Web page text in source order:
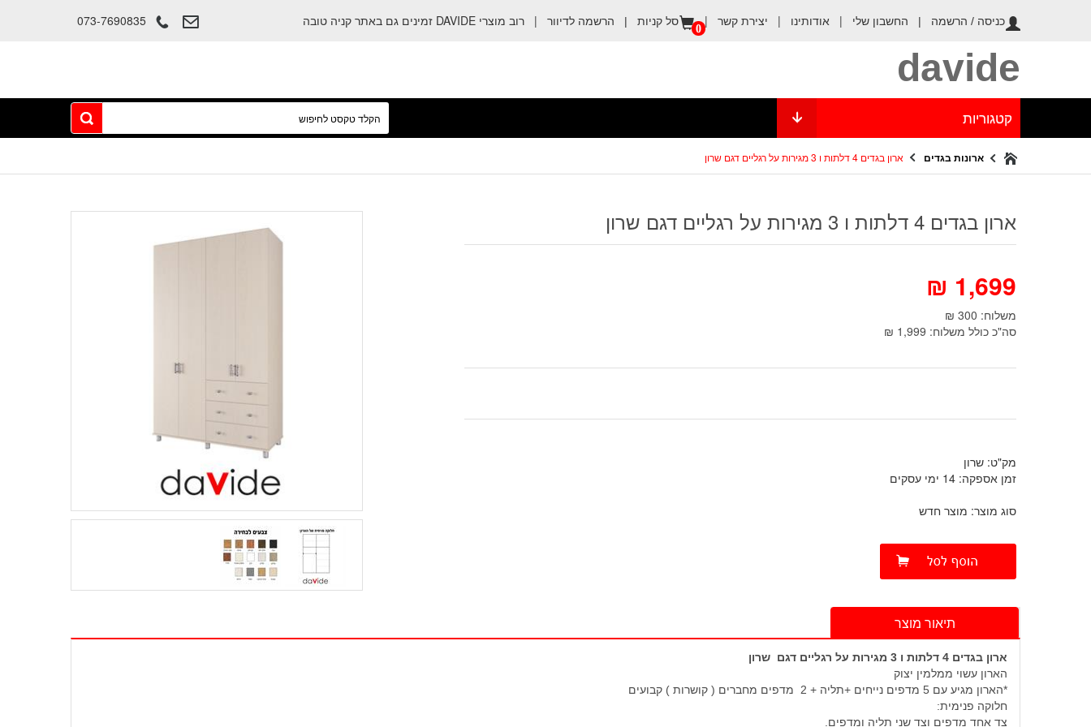
כניסה / הרשמה | החשבון שלי | אודותינו | יצירת קשר |
0 סל קניות | הרשמה לדיוור | רוב מוצרי DAVIDE זמינים גם באתר קניה טובה
davide
קטגוריות
ארונות בגדים ארון בגדים 4 דלתות ו 3 מגירות על רגליים דגם שרון
ארון בגדים 4 דלתות ו 3 מגירות על רגליים דגם שרון
1,699
₪
משלוח: 300 ₪
סה"כ כולל משלוח: 1,999 ₪
מק"ט: שרון
זמן אספקה: 14 ימי עסקים
סוג מוצר: מוצר חדש
תיאור מוצר
ארון בגדים 4 דלתות ו 3 מגירות על רגליים דגם שרון
הארון עשוי ממלמין יצוק
*הארון מגיע עם 5 מדפים נייחים +תליה + 2 מדפים מחברים ( קושרות ) קבועים
חלוקה פנימית:
צד אחד מדפים וצד שני תליה ומדפים.